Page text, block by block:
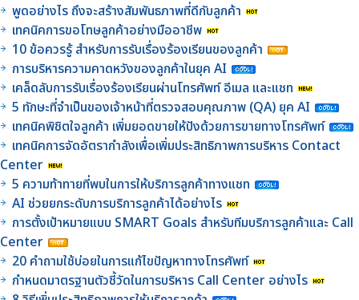
พูดอย่างไร ถึงจะสร้างสัมพันธภาพที่ดีกับลูกค้า
เทคนิคการขอโทษลูกค้าอย่างมืออาชีพ
10 ข้อควรรู้ สำหรับการรับเรื่องร้องเรียนของลูกค้า
การบริหารความคาดหวังของลูกค้าในยุค AI
เคล็ดลับการรับเรื่องร้องเรียนผ่านโทรศัพท์ อีเมล และแชท
5 ทักษะที่จำเป็นของเจ้าหน้าที่ตรวจสอบคุณภาพ (QA) ยุค AI
เทคนิคพิชิตใจลูกค้า เพิ่มยอดขายให้ปังด้วยการขายทางโทรศัพท์
เทคนิคการจัดอัตรากำลังเพื่อเพิ่มประสิทธิภาพการบริหาร Contact
Center
5 ความท้าทายที่พบในการให้บริการลูกค้าทางแชท
AI ช่วยยกระดับการบริการลูกค้าได้อย่างไร
การตั้งเป้าหมายแบบ SMART Goals สำหรับทีมบริการลูกค้าและ Call
Center
20 คำถามใช้บ่อยในการแก้ไขปัญหาทางโทรศัพท์
กำหนดมาตรฐานตัวชี้วัดในการบริหาร Call Center อย่างไร